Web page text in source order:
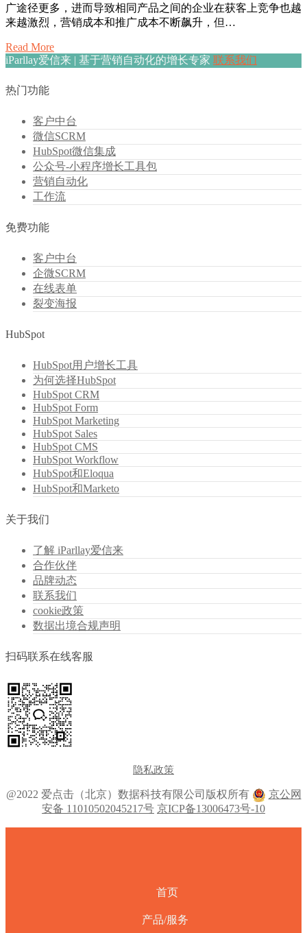
广途径更多，进而导致相同产品之间的企业在获客上竞争也越
来越激烈，营销成本和推广成本不断飙升，但…
Read More
iParllay爱信来 | 基于营销自动化的增长专家 联系我们
热门功能
客户中台
微信SCRM
HubSpot微信集成
公众号-小程序增长工具包
营销自动化
工作流
免费功能
客户中台
企微SCRM
在线表单
裂变海报
HubSpot
HubSpot用户增长工具
为何选择HubSpot
HubSpot CRM
HubSpot Form
HubSpot Marketing
HubSpot Sales
HubSpot CMS
HubSpot Workflow
HubSpot和Eloqua
HubSpot和Marketo
关于我们
了解 iParllay爱信来
合作伙伴
品牌动态
联系我们
cookie政策
数据出境合规声明
扫码联系在线客服
隐私政策
@2022 爱点击（北京）数据科技有限公司版权所有
京公网
安备 11010502045217号 京ICP备13006473号-10
首页
产品/服务